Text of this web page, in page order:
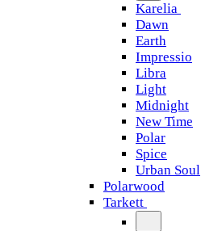
Karelia
Dawn
Earth
Impressio
Libra
Light
Midnight
New Time
Polar
Spice
Urban Soul
Polarwood
Tarkett